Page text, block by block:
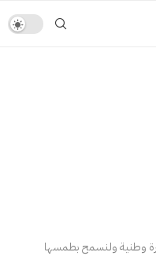
وطنية ولنسمح بطمسها